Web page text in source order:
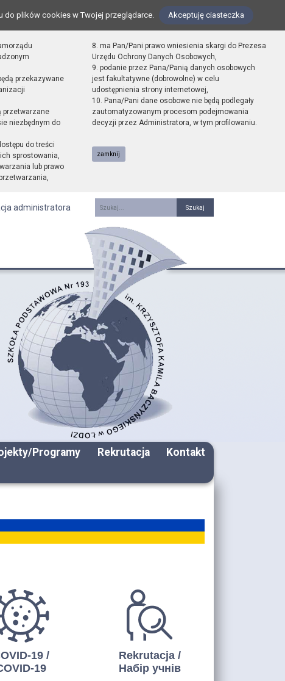
do plików cookies w Twojej przeglądarce. Akceptuję ciasteczka
przekazywane
przetwarzane
niezbędnym do
do treści
sprostowania,
lub prawo
8. ma Pan/Pani prawo wniesienia skargi do Prezesa
Urzędu Ochrony Danych Osobowych,
9. podanie przez Pana/Panią danych osobowych
jest fakultatywne (dobrowolne) w celu
udostępnienia strony internetowej,
10. Pana/Pani dane osobowe nie będą podlegały
zautomatyzowanym procesom podejmowania
decyzji przez Administratora, w tym profilowaniu.
zamknij
administratora
Fraza
Programy Rekrutacja
Kontakt
19 /
19
Rekrutacja /
Набір учнів